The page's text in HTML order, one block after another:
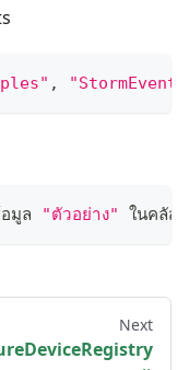
,
มูล "ตัวอย่าง" ในคลัส
Next